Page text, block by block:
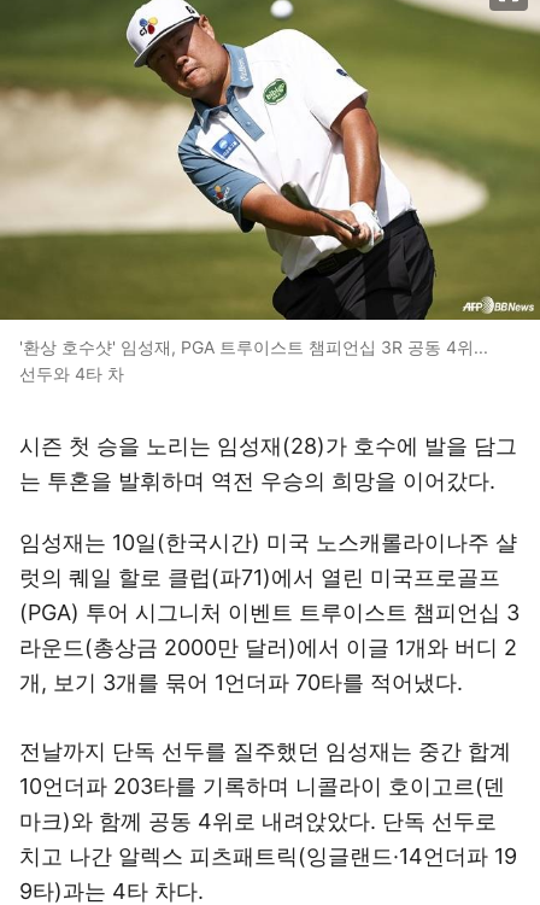
'환상 호수샷' 임성재, PGA 트루이스트 챔피언십 3R 공동 4위...
선두와 4타 차
시즌 첫 승을 노리는 임성재(28)가 호수에 발을 담그
는 투혼을 발휘하며 역전 우승의 희망을 이어갔다.
임성재는 10일(한국시간) 미국 노스캐롤라이나주 샬
럿의 퀘일 할로 클럽(파71)에서 열린 미국프로골프
(PGA) 투어 시그니처 이벤트 트루이스트 챔피언십 3
라운드(총상금 2000만 달러)에서 이글 1개와 버디 2
개, 보기 3개를 묶어 1언더파 70타를 적어냈다.
전날까지 단독 선두를 질주했던 임성재는 중간 합계
10언더파 203타를 기록하며 니콜라이 호이고르(덴
마크)와 함께 공동 4위로 내려앉았다. 단독 선두로
치고 나간 알렉스 피츠패트릭(잉글랜드·14언더파 19
9타)과는 4타 차다.